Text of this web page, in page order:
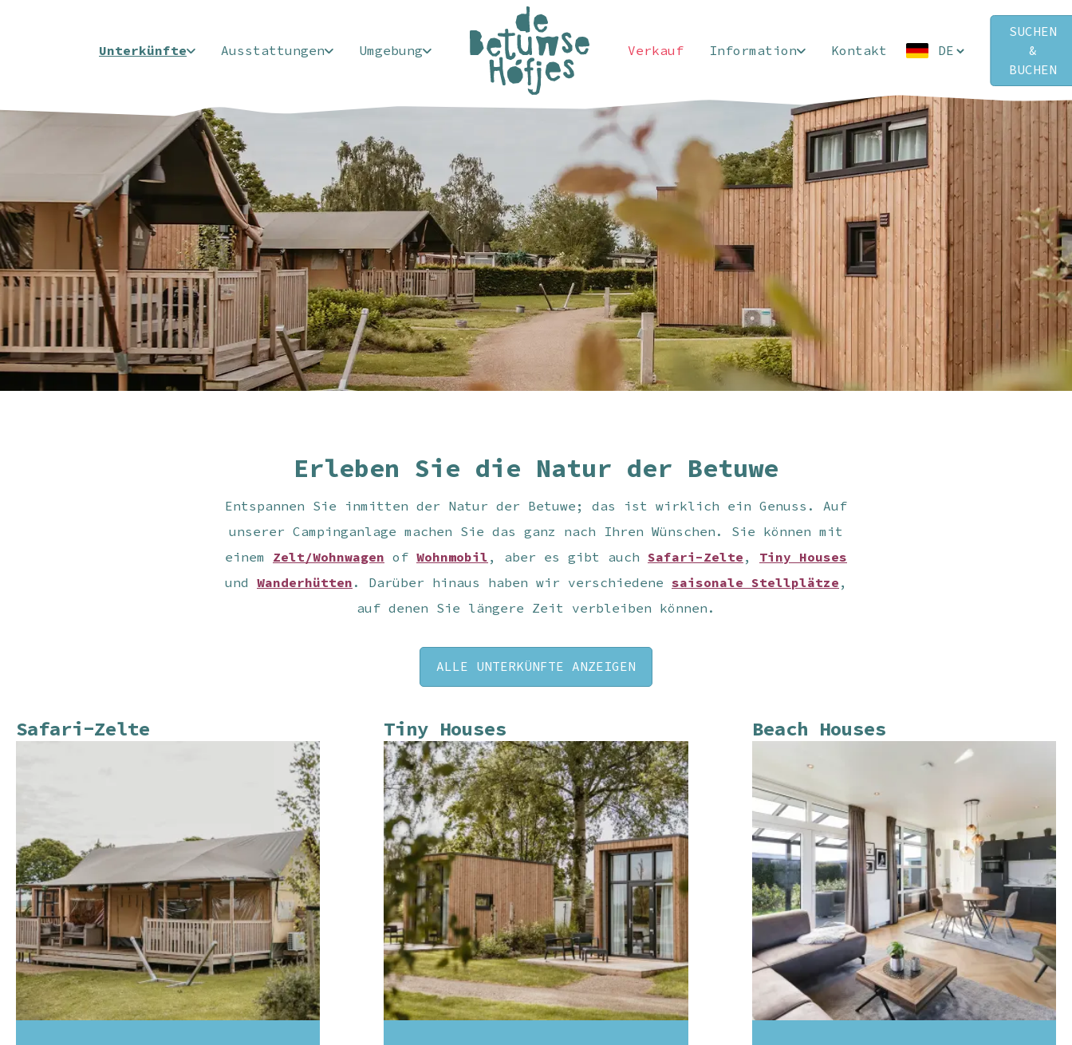
Unterkünfte Ausstattungen Umgebung Verkauf Information Kontakt
SUCHEN
&
BUCHEN
Erleben Sie die Natur der Betuwe
Entspannen Sie inmitten der Natur der Betuwe; das ist wirklich ein Genuss. Auf
unserer Campinganlage machen Sie das ganz nach Ihren Wünschen. Sie können mit
einem Zelt/Wohnwagen of Wohnmobil, aber es gibt auch Safari-Zelte, Tiny Houses
und Wanderhütten. Darüber hinaus haben wir verschiedene saisonale Stellplätze,
auf denen Sie längere Zeit verbleiben können.
ALLE UNTERKÜNFTE ANZEIGEN
Safari-Zelte Tiny Houses Beach Houses